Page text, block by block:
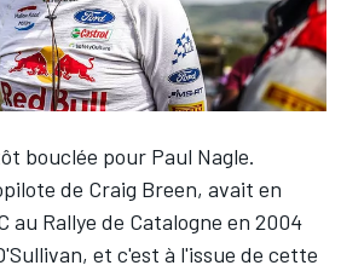
bouclée pour Paul Nagle.
de Craig Breen, avait en
au Rallye de Catalogne en 2004
et c'est à l'issue de cette